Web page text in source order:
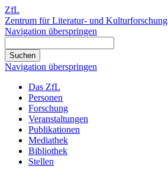
ZfL
Zentrum für Literatur- und Kulturforschung
Navigation überspringen
Navigation überspringen
Das ZfL
Personen
Forschung
Veranstaltungen
Publikationen
Mediathek
Bibliothek
Stellen